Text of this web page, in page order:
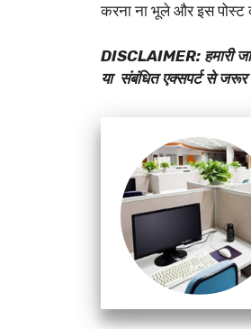
करना ना भूले और इस
DISCLAIMER: हमारी
या संबंधित एक्सपर्ट से